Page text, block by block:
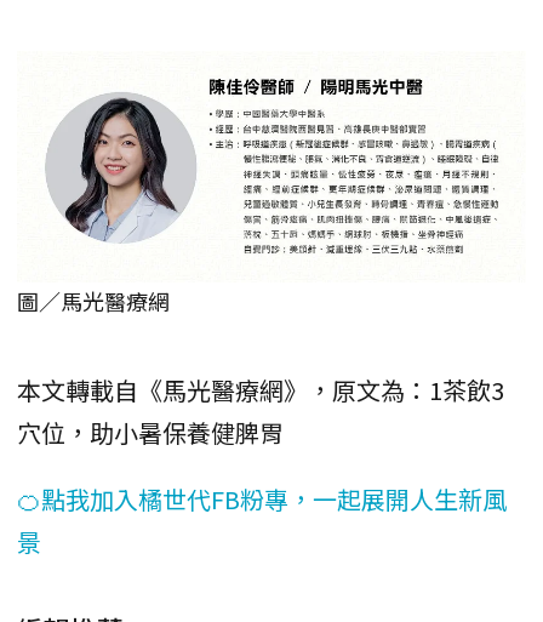
圖／馬光醫療網
本文轉載自《馬光醫療網》，原文為：1茶飲3
穴位，助小暑保養健脾胃
🍊點我加入橘世代FB粉專，一起展開人生新風
景